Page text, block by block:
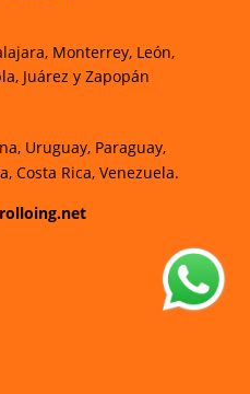
Monterrey, León,
Juárez y Zapopán
Uruguay, Paraguay,
Costa Rica, Venezuela.
w